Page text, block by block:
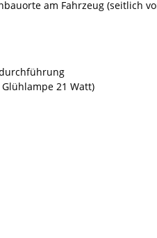
am Fahrzeug (seitlich
21 Watt)